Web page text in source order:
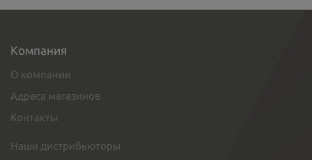
Компания
О компании
Адреса магазинов
Контакты
Наши дистрибьюторы